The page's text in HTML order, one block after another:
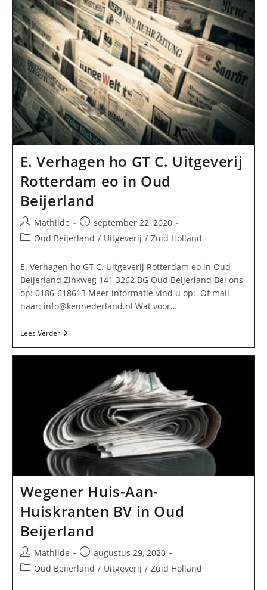
E. Verhagen ho GT C. Uitgeverij
Rotterdam eo in Oud
Beijerland
Bericht
auteur:
Mathilde
Bericht
gepubliceerd
september 22, 2020
Berichtcategorie:
Oud Beijerland / Uitgeverij / Zuid Holland
E. Verhagen ho GT C. Uitgeverij Rotterdam eo in Oud
Beijerland Zinkweg 141 3262 BG Oud Beijerland Bel ons
op: 0186-618613 Meer informatie vind u op: Of mail
naar: info@kennederland.nl Wat voor…
Lees VerderE.
Verhagen
Rotterdam
In
Oud
Beijerland
Wegener Huis-Aan-
Huiskranten BV in Oud
Beijerland
Bericht
auteur:
Mathilde
Bericht
gepubliceerd
augustus 29, 2020
Berichtcategorie:
Oud Beijerland / Uitgeverij / Zuid Holland